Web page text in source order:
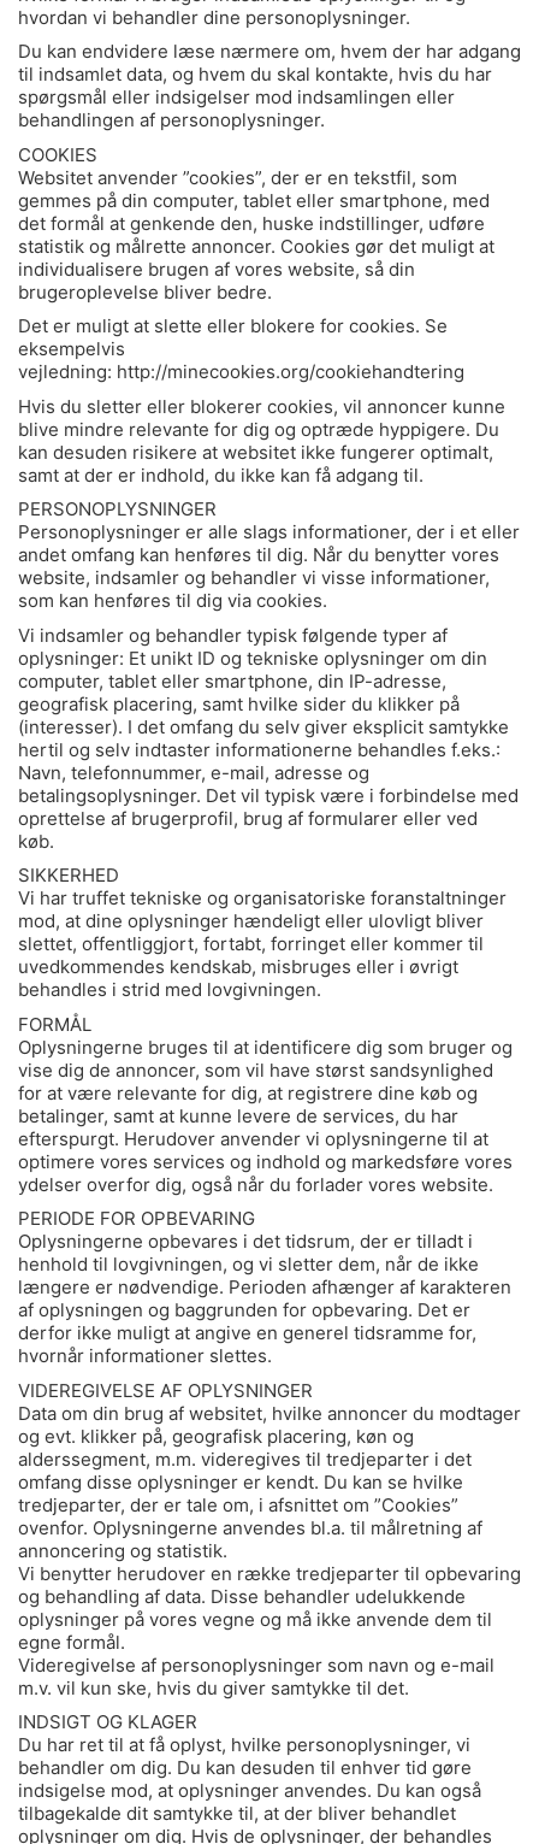
hvordan vi behandler dine personoplysninger.
Du kan endvidere læse nærmere om, hvem der har adgang
til indsamlet data, og hvem du skal kontakte, hvis du har
spørgsmål eller indsigelser mod indsamlingen eller
behandlingen af personoplysninger.
COOKIES
Websitet anvender ”cookies”, der er en tekstfil, som
gemmes på din computer, tablet eller smartphone, med
det formål at genkende den, huske indstillinger, udføre
statistik og målrette annoncer. Cookies gør det muligt at
individualisere brugen af vores website, så din
brugeroplevelse bliver bedre.
Det er muligt at slette eller blokere for cookies. Se
eksempelvis
vejledning: http://minecookies.org/cookiehandtering
Hvis du sletter eller blokerer cookies, vil annoncer kunne
blive mindre relevante for dig og optræde hyppigere. Du
kan desuden risikere at websitet ikke fungerer optimalt,
samt at der er indhold, du ikke kan få adgang til.
PERSONOPLYSNINGER
Personoplysninger er alle slags informationer, der i et eller
andet omfang kan henføres til dig. Når du benytter vores
website, indsamler og behandler vi visse informationer,
som kan henføres til dig via cookies.
Vi indsamler og behandler typisk følgende typer af
oplysninger: Et unikt ID og tekniske oplysninger om din
computer, tablet eller smartphone, din IP-adresse,
geografisk placering, samt hvilke sider du klikker på
(interesser). I det omfang du selv giver eksplicit samtykke
hertil og selv indtaster informationerne behandles f.eks.:
Navn, telefonnummer, e-mail, adresse og
betalingsoplysninger. Det vil typisk være i forbindelse med
oprettelse af brugerprofil, brug af formularer eller ved
køb.
SIKKERHED
Vi har truffet tekniske og organisatoriske foranstaltninger
mod, at dine oplysninger hændeligt eller ulovligt bliver
slettet, offentliggjort, fortabt, forringet eller kommer til
uvedkommendes kendskab, misbruges eller i øvrigt
behandles i strid med lovgivningen.
FORMÅL
Oplysningerne bruges til at identificere dig som bruger og
vise dig de annoncer, som vil have størst sandsynlighed
for at være relevante for dig, at registrere dine køb og
betalinger, samt at kunne levere de services, du har
efterspurgt. Herudover anvender vi oplysningerne til at
optimere vores services og indhold og markedsføre vores
ydelser overfor dig, også når du forlader vores website.
PERIODE FOR OPBEVARING
Oplysningerne opbevares i det tidsrum, der er tilladt i
henhold til lovgivningen, og vi sletter dem, når de ikke
længere er nødvendige. Perioden afhænger af karakteren
af oplysningen og baggrunden for opbevaring. Det er
derfor ikke muligt at angive en generel tidsramme for,
hvornår informationer slettes.
VIDEREGIVELSE AF OPLYSNINGER
Data om din brug af websitet, hvilke annoncer du modtager
og evt. klikker på, geografisk placering, køn og
alderssegment, m.m. videregives til tredjeparter i det
omfang disse oplysninger er kendt. Du kan se hvilke
tredjeparter, der er tale om, i afsnittet om ”Cookies”
ovenfor. Oplysningerne anvendes bl.a. til målretning af
annoncering og statistik.
Vi benytter herudover en række tredjeparter til opbevaring
og behandling af data. Disse behandler udelukkende
oplysninger på vores vegne og må ikke anvende dem til
egne formål.
Videregivelse af personoplysninger som navn og e-mail
m.v. vil kun ske, hvis du giver samtykke til det.
INDSIGT OG KLAGER
Du har ret til at få oplyst, hvilke personoplysninger, vi
behandler om dig. Du kan desuden til enhver tid gøre
indsigelse mod, at oplysninger anvendes. Du kan også
tilbagekalde dit samtykke til, at der bliver behandlet
oplysninger om dig. Hvis de oplysninger, der behandles